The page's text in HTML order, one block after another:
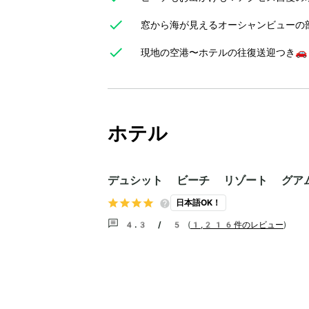
窓から海が見えるオーシャンビューの
現地の空港〜ホテルの往復送迎つき🚗
ホテル
デュシット ビーチ リゾート グア
日本語OK！
4.3 / 5 ( 1,216件のレビュー)